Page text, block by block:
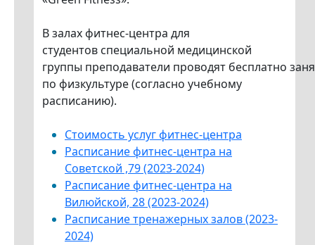
В залах фитнес-центра для
студентов специальной медицинской
группы преподаватели проводят бесплатно
по физкультуре (согласно учебному
расписанию).
Стоимость услуг фитнес-центра
Расписание фитнес-центра на
Советской ,79 (2023-2024)
Расписание фитнес-центра на
Вилюйской, 28 (2023-2024)
Расписание тренажерных залов (2023-
2024)